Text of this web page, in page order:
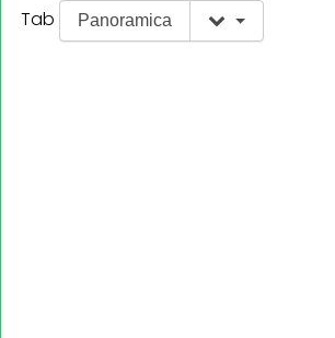
Tab
Panoramica